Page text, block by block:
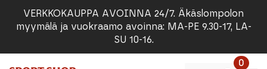
VERKKOKAUPPA AVOINNA 24/7. Äkäslompolon
myymälä ja vuokraamo avoinna: MA-PE 9.30-17, LA-
SU 10-16.
0